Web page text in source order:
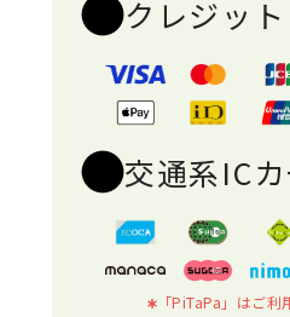
クレジッ
交通系IC
「PiTaPa」はご利